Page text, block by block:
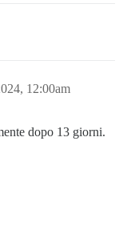
12:00am
dopo 13 giorni.